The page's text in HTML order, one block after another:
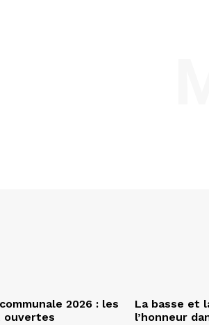
2026 : les
ouvertes
La basse et
l’honneur